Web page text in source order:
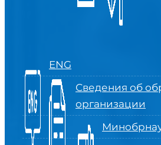
ENG
Сведения об
организации